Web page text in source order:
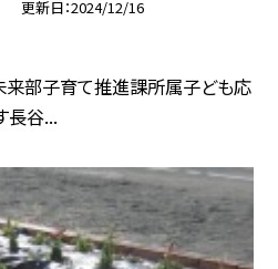
更新日 2024/12/16
来部子育て推進課所属子ども応
長谷...